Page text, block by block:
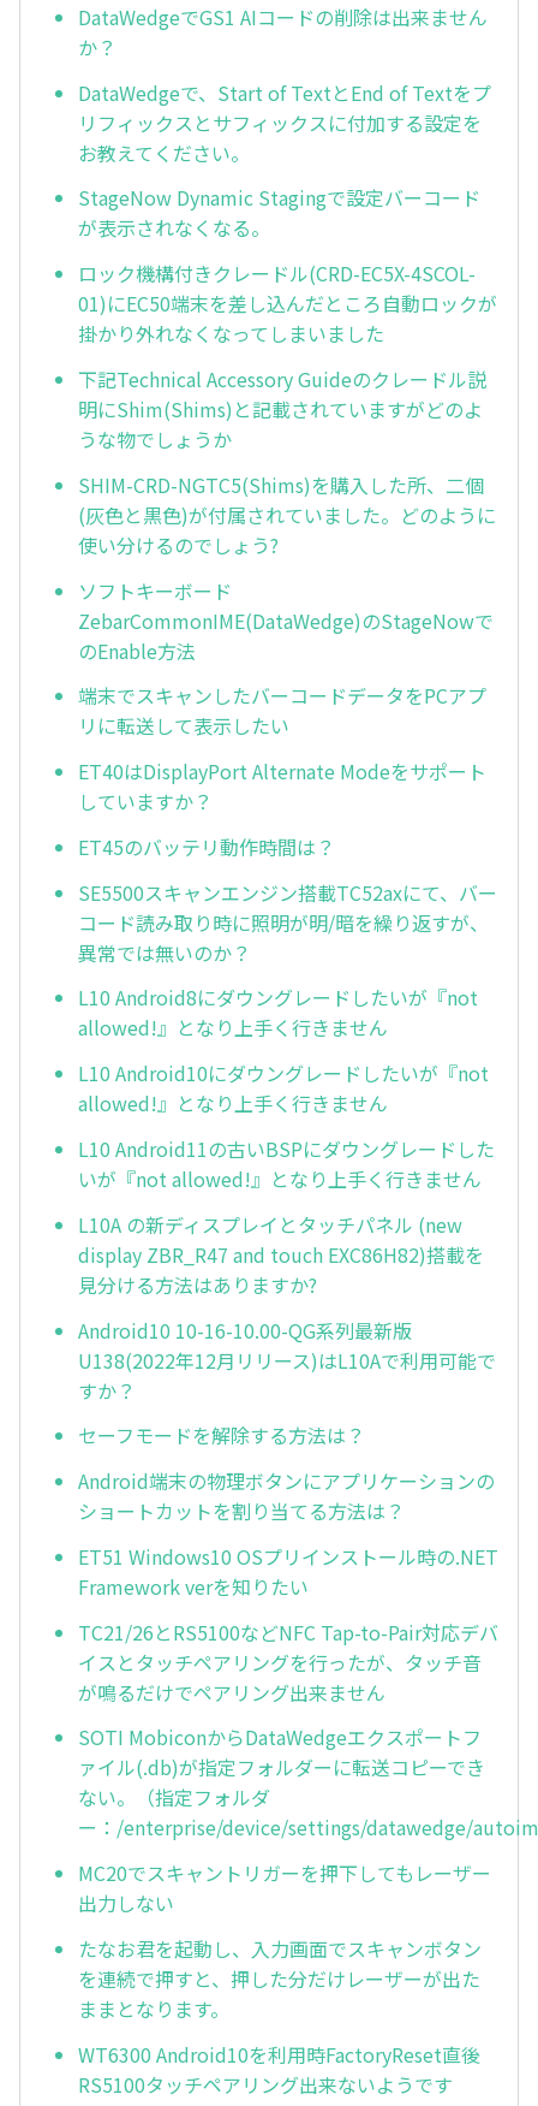
DataWedgeでGS1 AIコードの削除は出来ません
か？
DataWedgeで、Start of TextとEnd of Textをプ
リフィックスとサフィックスに付加する設定を
お教えてください。
StageNow Dynamic Stagingで設定バーコード
が表示されなくなる。
ロック機構付きクレードル(CRD-EC5X-4SCOL-
01)にEC50端末を差し込んだところ自動ロックが
掛かり外れなくなってしまいました
下記Technical Accessory Guideのクレードル説
明にShim(Shims)と記載されていますがどのよ
うな物でしょうか
SHIM-CRD-NGTC5(Shims)を購入した所、二個
(灰色と黒色)が付属されていました。どのように
使い分けるのでしょう?
ソフトキーボード
ZebarCommonIME(DataWedge)のStageNowで
のEnable方法
端末でスキャンしたバーコードデータをPCアプ
リに転送して表示したい
ET40はDisplayPort Alternate Modeをサポート
していますか？
ET45のバッテリ動作時間は？
SE5500スキャンエンジン搭載TC52axにて、バー
コード読み取り時に照明が明/暗を繰り返すが、
異常では無いのか？
L10 Android8にダウングレードしたいが『not
allowed!』となり上手く行きません
L10 Android10にダウングレードしたいが『not
allowed!』となり上手く行きません
L10 Android11の古いBSPにダウングレードした
いが『not allowed!』となり上手く行きません
L10A の新ディスプレイとタッチパネル (new
display ZBR_R47 and touch EXC86H82)搭載を
見分ける方法はありますか?
Android10 10-16-10.00-QG系列最新版
U138(2022年12月リリース)はL10Aで利用可能で
すか？
セーフモードを解除する方法は？
Android端末の物理ボタンにアプリケーションの
ショートカットを割り当てる方法は？
ET51 Windows10 OSプリインストール時の.NET
Framework verを知りたい
TC21/26とRS5100などNFC Tap-to-Pair対応デバ
イスとタッチペアリングを行ったが、タッチ音
が鳴るだけでペアリング出来ません
SOTI MobiconからDataWedgeエクスポートフ
ァイル(.db)が指定フォルダーに転送コピーでき
ない。（指定フォルダ
ー：/enterprise/device/settings/datawedge/
MC20でスキャントリガーを押下してもレーザー
出力しない
たなお君を起動し、入力画面でスキャンボタン
を連続で押すと、押した分だけレーザーが出た
ままとなります。
WT6300 Android10を利用時FactoryReset直後
RS5100タッチペアリング出来ないようです